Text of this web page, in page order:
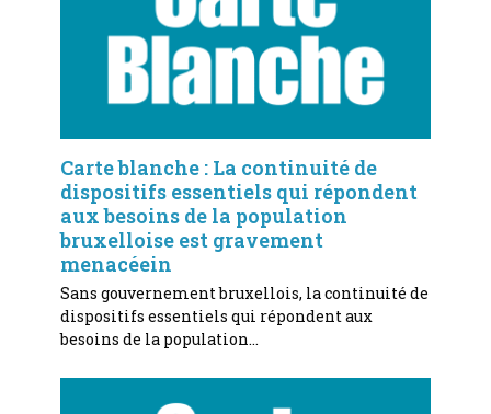
Carte blanche : La continuité de
dispositifs essentiels qui répondent
aux besoins de la population
bruxelloise est gravement
menacéein
Sans gouvernement bruxellois, la continuité de
dispositifs essentiels qui répondent aux
besoins de la population…